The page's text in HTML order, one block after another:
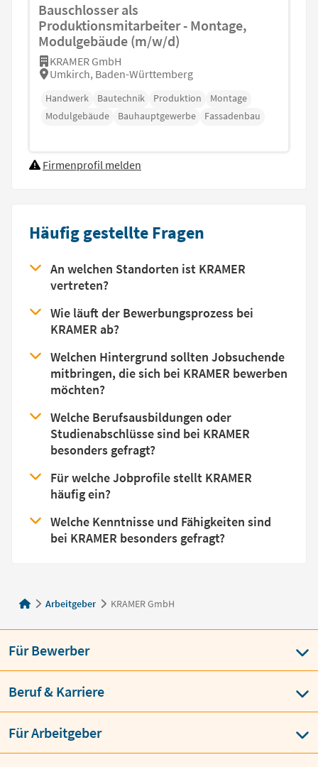
Bauschlosser als
Produktionsmitarbeiter - Montage,
Modulgebäude (m/w/d)
KRAMER GmbH
Umkirch, Baden-Württemberg
Handwerk Bautechnik Produktion
Montage
Modulgebäude
Bauhauptgewerbe Fassadenbau
Firmenprofil melden
Häufig gestellte Fragen
An welchen Standorten ist KRAMER
vertreten?
Wie läuft der Bewerbungsprozess bei
KRAMER ab?
Welchen Hintergrund sollten Jobsuchende
mitbringen, die sich bei KRAMER bewerben
möchten?
Welche Berufsausbildungen oder
Studienabschlüsse sind bei KRAMER
besonders gefragt?
Für welche Jobprofile stellt KRAMER
häufig ein?
Welche Kenntnisse und Fähigkeiten sind
bei KRAMER besonders gefragt?
Arbeitgeber KRAMER GmbH
Für Bewerber
Beruf & Karriere
Für Arbeitgeber